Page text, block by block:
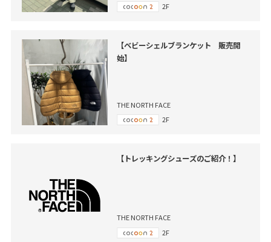
2F
【ベビーシェルブランケット 販売開
始】
THE NORTH FACE
2F
【トレッキングシューズのご紹介！】
THE NORTH FACE
2F